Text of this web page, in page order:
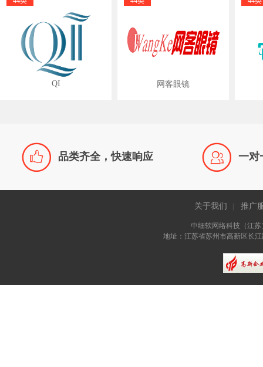
QI 网客眼镜
 品类齐全，快速响应  一对
关于我们 推广
中细软网络科技（江
地址：江苏省苏州市高新区长